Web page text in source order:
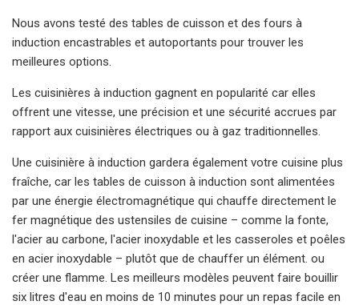
Nous avons testé des tables de cuisson et des fours à
induction encastrables et autoportants pour trouver les
meilleures options.
Les cuisinières à induction gagnent en popularité car elles
offrent une vitesse, une précision et une sécurité accrues par
rapport aux cuisinières électriques ou à gaz traditionnelles.
Une cuisinière à induction gardera également votre cuisine plus
fraîche, car les tables de cuisson à induction sont alimentées
par une énergie électromagnétique qui chauffe directement le
fer magnétique des ustensiles de cuisine – comme la fonte,
l'acier au carbone, l'acier inoxydable et les casseroles et poêles
en acier inoxydable – plutôt que de chauffer un élément. ou
créer une flamme. Les meilleurs modèles peuvent faire bouillir
six litres d'eau en moins de 10 minutes pour un repas facile en